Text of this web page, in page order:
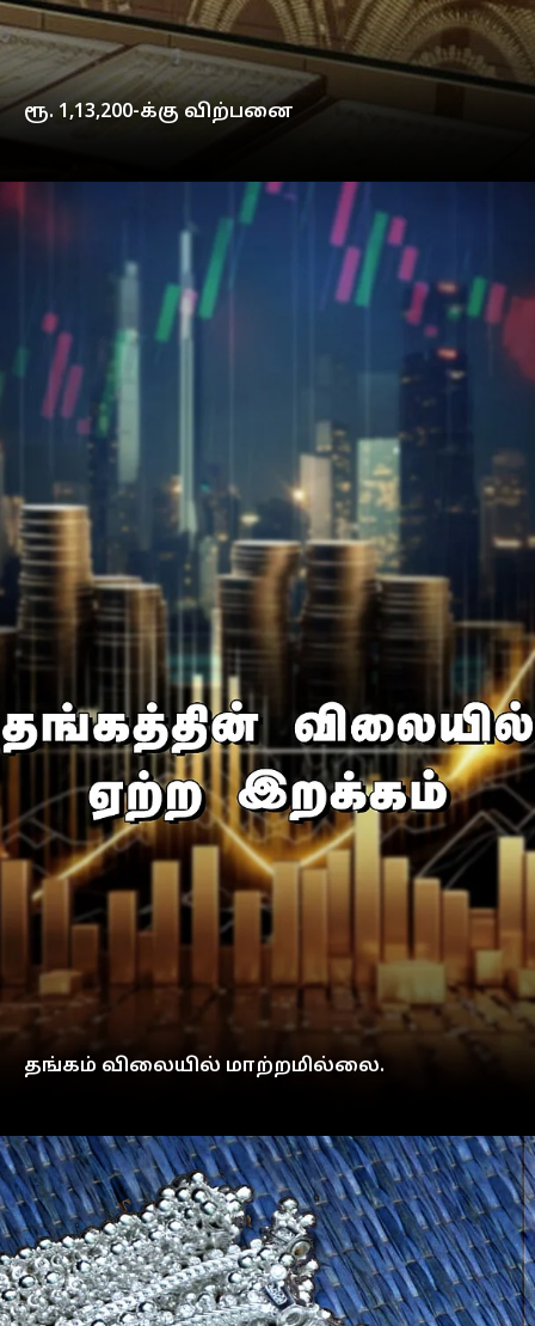
ரூ. 1,13,200-க்கு விற்பனை
தங்கம் விலையில் மாற்றமில்லை.